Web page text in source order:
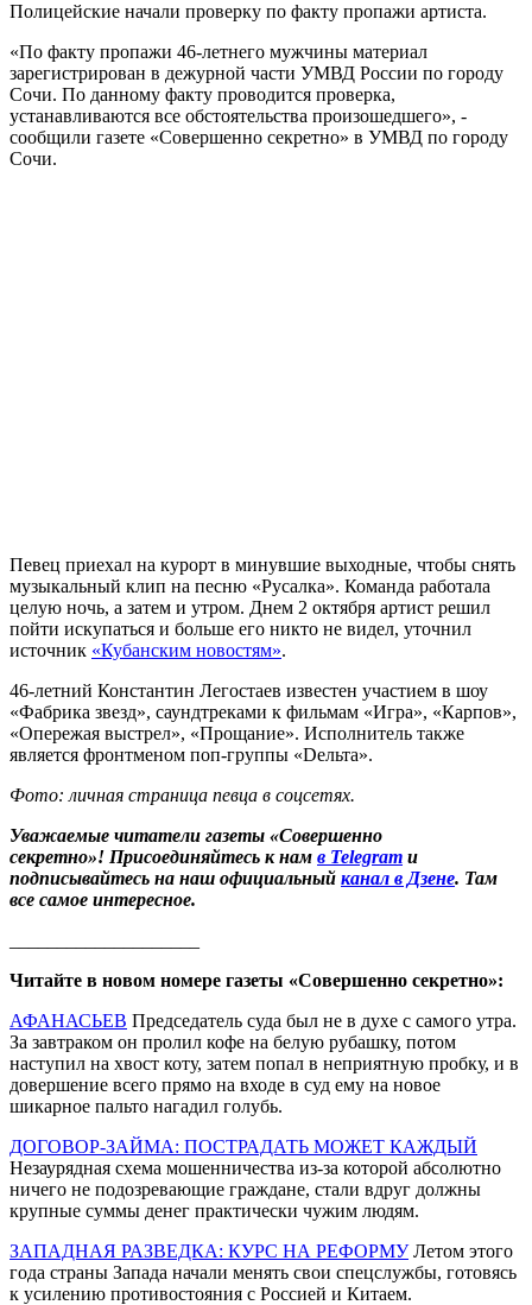
Полицейские начали проверку по факту пропажи артиста.
«По факту пропажи 46-летнего мужчины материал
зарегистрирован в дежурной части УМВД России по городу
Сочи. По данному факту проводится проверка,
устанавливаются все обстоятельства произошедшего», -
сообщили газете «Совершенно секретно» в УМВД по городу
Сочи.
Певец приехал на курорт в минувшие выходные, чтобы снять
музыкальный клип на песню «Русалка». Команда работала
целую ночь, а затем и утром. Днем 2 октября артист решил
пойти искупаться и больше его никто не видел, уточнил
источник «Кубанским новостям».
46-летний Константин Легостаев известен участием в шоу
«Фабрика звезд», саундтреками к фильмам «Игра», «Карпов»,
«Опережая выстрел», «Прощание». Исполнитель также
является фронтменом поп-группы «Dельта».
Фото: личная страница певца в соцсетях.
Уважаемые читатели газеты «Совершенно
секретно»! Присоединяйтесь к нам в Telegram и
подписывайтесь на наш официальный канал в Дзене. Там
все самое интересное.
Читайте в новом номере газеты «Совершенно секретно»:
АФАНАСЬЕВ Председатель суда был не в духе с самого утра.
За завтраком он пролил кофе на белую рубашку, потом
наступил на хвост коту, затем попал в неприятную пробку, и в
довершение всего прямо на входе в суд ему на новое
шикарное пальто нагадил голубь.
ДОГОВОР-ЗАЙМА: ПОСТРАДАТЬ МОЖЕТ КАЖДЫЙ
Незаурядная схема мошенничества из-за которой абсолютно
ничего не подозревающие граждане, стали вдруг должны
крупные суммы денег практически чужим людям.
ЗАПАДНАЯ РАЗВЕДКА: КУРС НА РЕФОРМУЛетом этого
года страны Запада начали менять свои спецслужбы, готовясь
к усилению противостояния с Россией и Китаем.